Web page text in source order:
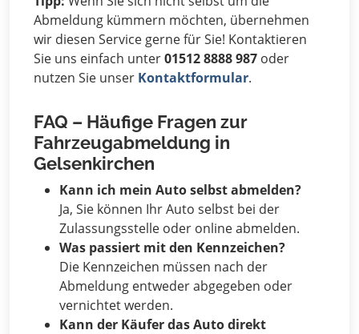
Abmeldung kümmern möchten, übernehmen
wir diesen Service gerne für Sie! Kontaktieren
Sie uns einfach unter01512 8888 987 oder
nutzen Sie unser Kontaktformular.
FAQ – Häufige Fragen zur
Fahrzeugabmeldung in
Gelsenkirchen
Kann ich mein Auto selbst abmelden?
Ja, Sie können Ihr Auto selbst bei der
Zulassungsstelle oder online abmelden.
Was passiert mit den Kennzeichen?
Die Kennzeichen müssen nach der
Abmeldung entweder abgegeben oder
vernichtet werden.
Kann der Käufer das Auto direkt